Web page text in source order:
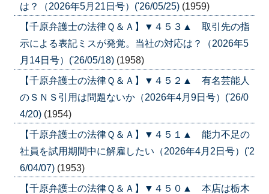
は？（2026年5月21日号）('26/05/25) (1959)
【千原弁護士の法律Ｑ＆Ａ】▼４５３▲ 取引先の指
示による表記ミスが発覚。当社の対応は？（2026年5
月14日号）('26/05/18) (1958)
【千原弁護士の法律Ｑ＆Ａ】▼４５２▲ 有名芸能人
のＳＮＳ引用は問題ないか（2026年4月9日号）('26/0
4/20) (1954)
【千原弁護士の法律Ｑ＆Ａ】▼４５１▲ 能力不足の
社員を試用期間中に解雇したい（2026年4月2日号）('2
6/04/07) (1953)
【千原弁護士の法律Ｑ＆Ａ】▼４５０▲ 本店は栃木